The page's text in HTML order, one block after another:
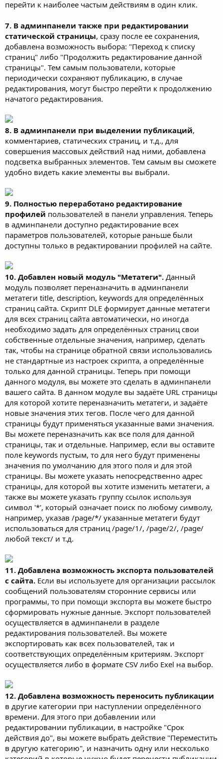
перейти к наиболее частым действиям в один клик.
7. В админпанели также при редактировании
статической страницы, сразу после ее сохранения,
добавлена возможность выбора: "Переход к списку
страниц" либо "Продолжить редактирование данной
страницы". Тем самым пользователи, которые
периодически сохраняют публикацию, в случае
редактирования, могут быстро перейти к продолжению
начатого редактирования.
8. В админпанели при выделении публикаций,
комментариев, статических страниц, и т.д., для
совершения массовых действий над ними, добавлена
подсветка выбранных элементов. Тем самым вы сможете
удобно видеть какие элементы вы выбрали.
9. Полностью переработано редактирование
профилей пользователей в панели управления. Теперь
в админпанели доступно редактирование всех
параметров пользователей, которые раньше были
доступны только в редактировании профилей на сайте.
10. Добавлен новый модуль "Метатеги". Данный
модуль позволяет переназначить в админпанели
метатеги title, description, keywords для определённых
страниц сайта. Скрипт DLE формирует данные метатеги
для всех страниц сайта автоматически, но иногда
необходимо задать для определённых страниц свои
собственные отдельные значения, например, сделать
так, чтобы на странице обратной связи использовались
не стандартные из настроек скрипта, а определённые
только для данной страницы. Теперь при помощи
данного модуля, вы можете это сделать в админпанели
вашего сайта. В данном модуле вы задаёте URL страницы
для которой хотите переназначить метатеги, и задаёте
новые значения этих тегов. После чего для данной
страницы будут применяться указанные вами значения.
Вы можете переназначить как все поля для данной
страницы, так и отдельные. Например, если вы оставите
поле keywords пустым, то для него будут применены
значения по умолчанию для этого поля и для этой
страницы. Вы можете указать непосредственно адрес
страницы, для которой вы хотите изменить метатеги, а
также вы можете указать группу ссылок используя
символ '*', который означает поиск по любому символу,
например, указав /page/*/ указанные метатеги будут
использоваться для страниц /page/1/, /page/2/, /page/
любой текст/ и т.д.
11. Добавлена возможность экспорта пользователей
с сайта. Если вы используете для организации рассылок
сообщений пользователям сторонние сервисы или
программы, то при помощи экспорта вы можете быстро
сформировать нужные данные. Экспорт пользователей
осуществляется в админпанели в разделе
редактирования пользователей. Вы можете
экспортировать как всех пользователей, так и
соответствующих определённым критериям. Экспорт
осуществляется либо в формате CSV либо Exel на выбор.
12. Добавлена возможность переносить публикации
в другие категории при наступлении определённого
времени. Для этого при добавлении или
редактировании публикации, в настройке "Срок
действия до", вы можете выбрать действие "Переместить
в другую категорию", и назначить одну или несколько